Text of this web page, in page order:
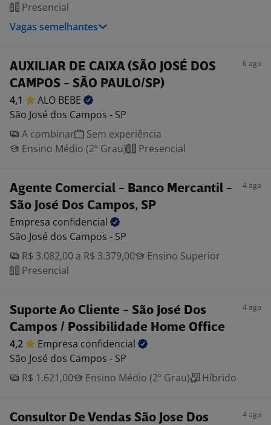
Presencial
Vagas semelhantes
AUXILIAR DE CAIXA (SÃO JOSÉ DOS
CAMPOS - SÃO PAULO/SP)
6 ago
4,1 ALO BEBE
São José dos Campos - SP
A combinar
Sem experiência
Ensino Médio (2º Grau)
Presencial
Agente Comercial - Banco Mercantil -
São José Dos Campos, SP
4 ago
Empresa confidencial
São José dos Campos - SP
R$ 3.082,00 a R$ 3.379,00
Ensino Superior
Presencial
Suporte Ao Cliente - São José Dos
Campos / Possibilidade Home Office
4 ago
4,2 Empresa confidencial
São José dos Campos - SP
R$ 1.621,00
Ensino Médio (2º Grau) Híbrido
Consultor De Vendas São Jose Dos
4 ago